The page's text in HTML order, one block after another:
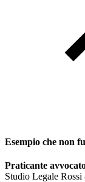
Esempio che non
Praticante
Studio Legale